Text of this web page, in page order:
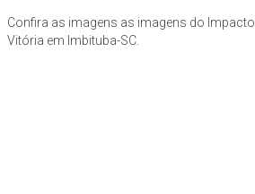
Confira as imagens as imagens do Impacto
Vitória em Imbituba-SC.